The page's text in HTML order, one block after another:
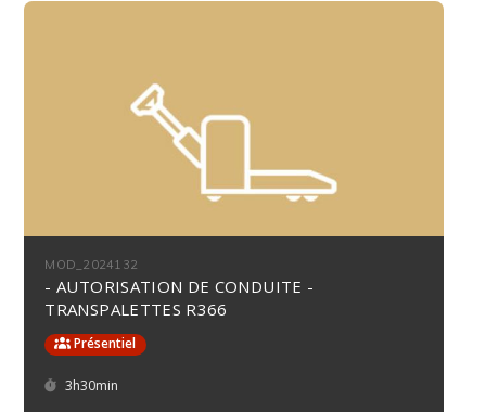
MOD_2024132
- AUTORISATION DE CONDUITE -
TRANSPALETTES R366
Présentiel
Durée :
3h30min